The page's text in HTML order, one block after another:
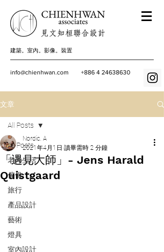
建築。室內。影像。裝置
info@chienhwan.com +886 4 24638630
文章
All Posts
老件生活
傢俱
旅行
產品設計
藝術
燈具
室內設計
All Posts
「遇見大師」- Jens Harald
Quistgaard
Nordic. A
2021年4月1日 讀畢需時 2 分鐘